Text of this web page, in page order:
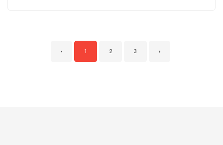
‹ 1 2 3 ›